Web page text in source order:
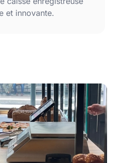
et innovante.